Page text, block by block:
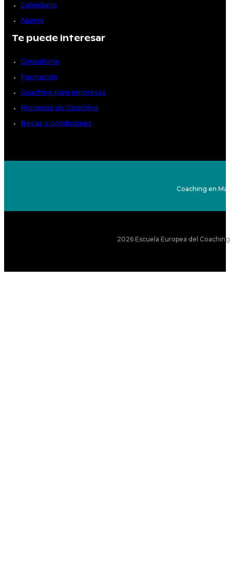
Calendario
Alumni
Te puede interesar
Consultoría
Formación
Coaching para empresas
Procesos de Coaching
Becas y condiciones
Coaching en
2026 Escuela Europea del Coaching